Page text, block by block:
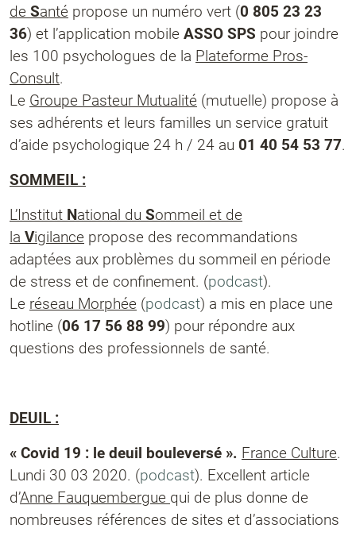
de Santé propose un numéro vert (0 805 23 23
36) et l’application mobile ASSO SPS pour joindre
les 100 psychologues de la Plateforme Pros-
Consult.
Le Groupe Pasteur Mutualité (mutuelle) propose à
ses adhérents et leurs familles un service gratuit
d’aide psychologique 24 h / 24 au 01 40 54 53 77.
SOMMEIL :
L’Institut National du Sommeil et de
la Vigilance propose des recommandations
adaptées aux problèmes du sommeil en période
de stress et de confinement. (podcast).
Le réseau Morphée (podcast) a mis en place une
hotline (06 17 56 88 99) pour répondre aux
questions des professionnels de santé.
DEUIL :
« Covid 19 : le deuil bouleversé ». France Culture.
Lundi 30 03 2020. (podcast). Excellent article
d’Anne Fauquembergue qui de plus donne de
nombreuses références de sites et d’associations